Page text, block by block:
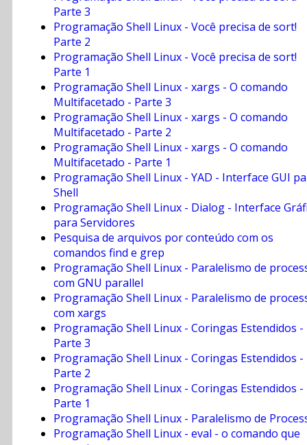
Parte 3
Programação Shell Linux - Você precisa de sort!
Parte 2
Programação Shell Linux - Você precisa de sort!
Parte 1
Programação Shell Linux - xargs - O comando
Multifacetado - Parte 3
Programação Shell Linux - xargs - O comando
Multifacetado - Parte 2
Programação Shell Linux - xargs - O comando
Multifacetado - Parte 1
Programação Shell Linux - YAD - Interface GUI
Shell
Programação Shell Linux - Dialog - Interface
para Servidores
Pesquisa de arquivos por conteúdo com os
comandos find e grep
Programação Shell Linux - Paralelismo de
com GNU parallel
Programação Shell Linux - Paralelismo de
com xargs
Programação Shell Linux - Coringas Estendidos -
Parte 3
Programação Shell Linux - Coringas Estendidos -
Parte 2
Programação Shell Linux - Coringas Estendidos -
Parte 1
Programação Shell Linux - Paralelismo de
Programação Shell Linux - eval - o comando que